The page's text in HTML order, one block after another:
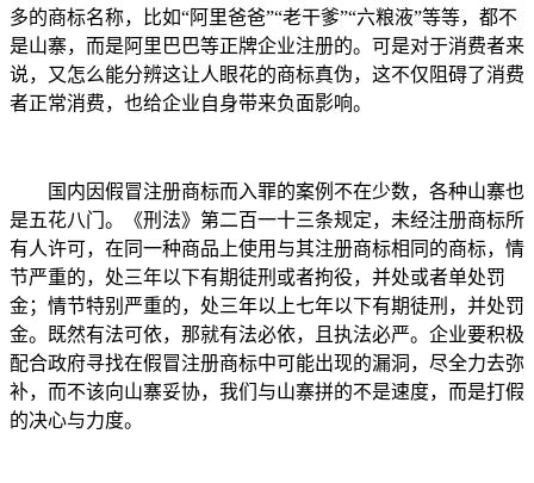
多的商标名称，比如“阿里爸爸”“老干爹”“六粮液”等等，都不
是山寨，而是阿里巴巴等正牌企业注册的。可是对于消费者来
说，又怎么能分辨这让人眼花的商标真伪，这不仅阻碍了消费
者正常消费，也给企业自身带来负面影响。
国内因假冒注册商标而入罪的案例不在少数，各种山寨也
是五花八门。《刑法》第二百一十三条规定，未经注册商标所
有人许可，在同一种商品上使用与其注册商标相同的商标，情
节严重的，处三年以下有期徒刑或者拘役，并处或者单处罚
金；情节特别严重的，处三年以上七年以下有期徒刑，并处罚
金。既然有法可依，那就有法必依，且执法必严。企业要积极
配合政府寻找在假冒注册商标中可能出现的漏洞，尽全力去弥
补，而不该向山寨妥协，我们与山寨拼的不是速度，而是打假
的决心与力度。